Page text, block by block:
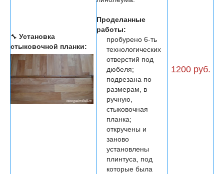
🔧 Установка
стыковочной планки:
Проделанные
работы:
пробурено 6-ть
технологических
отверстий под
дюбеля;
подрезана по
размерам, в
ручную,
стыковочная
планка;
откручены и
заново
установлены
плинтуса, под
которые была
1200 руб.